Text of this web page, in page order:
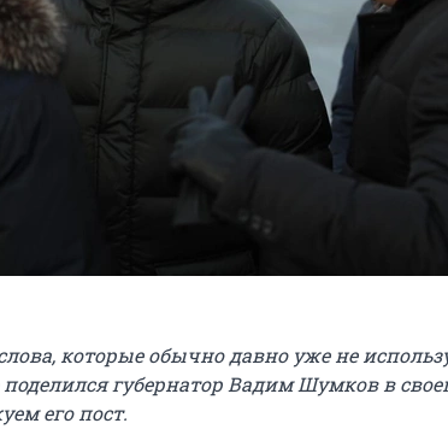
которые обычно давно уже не
губернатор Вадим Шумков в
его пост.